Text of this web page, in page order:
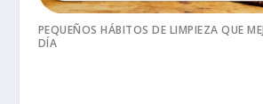
PEQUEÑOS HÁBITOS DE LIMPIEZA QUE
DÍA